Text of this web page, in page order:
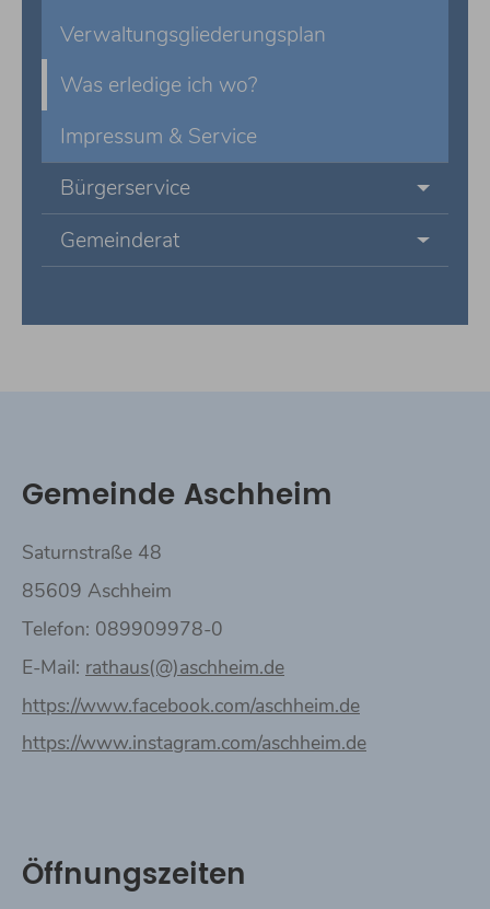
Verwaltungsgliederungsplan
Was erledige ich wo?
Impressum & Service
Bürgerservice
Gemeinderat
Gemeinde Aschheim
Saturnstraße 48
85609 Aschheim
Telefon: 089909978-0
E-Mail: rathaus(@)aschheim.de
https://www.facebook.com/aschheim.de
https://www.instagram.com/aschheim.de
Öffnungszeiten